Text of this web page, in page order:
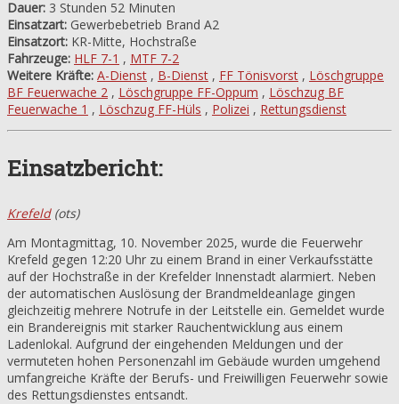
Dauer: 3 Stunden 52 Minuten
Einsatzart: Gewerbebetrieb Brand A2
Einsatzort: KR-Mitte, Hochstraße
Fahrzeuge: HLF 7-1 , MTF 7-2
Weitere Kräfte: A-Dienst , B-Dienst , FF Tönisvorst , Löschgruppe
BF Feuerwache 2 , Löschgruppe FF-Oppum , Löschzug BF
Feuerwache 1 , Löschzug FF-Hüls , Polizei , Rettungsdienst
Einsatzbericht:
Krefeld(ots)
Am Montagmittag, 10. November 2025, wurde die Feuerwehr
Krefeld gegen 12:20 Uhr zu einem Brand in einer Verkaufsstätte
auf der Hochstraße in der Krefelder Innenstadt alarmiert. Neben
der automatischen Auslösung der Brandmeldeanlage gingen
gleichzeitig mehrere Notrufe in der Leitstelle ein. Gemeldet wurde
ein Brandereignis mit starker Rauchentwicklung aus einem
Ladenlokal. Aufgrund der eingehenden Meldungen und der
vermuteten hohen Personenzahl im Gebäude wurden umgehend
umfangreiche Kräfte der Berufs- und Freiwilligen Feuerwehr sowie
des Rettungsdienstes entsandt.